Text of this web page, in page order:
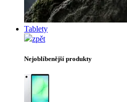
Tablety
zpět
Nejoblíbenější produkty